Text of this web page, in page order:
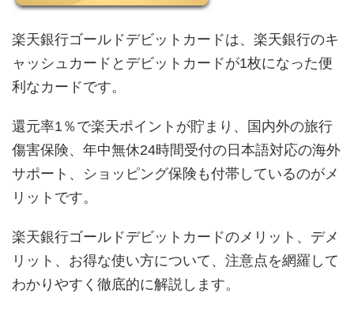
楽天銀行ゴールドデビットカードは、楽天銀行のキ
ャッシュカードとデビットカードが1枚になった便
利なカードです。
還元率1％で楽天ポイントが貯まり、国内外の旅行
傷害保険、年中無休24時間受付の日本語対応の海外
サポート、ショッピング保険も付帯しているのがメ
リットです。
楽天銀行ゴールドデビットカードのメリット、デメ
リット、お得な使い方について、注意点を網羅して
わかりやすく徹底的に解説します。